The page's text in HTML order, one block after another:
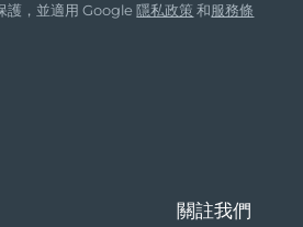
護，並適用 Google隱私政策 和服務條
關註我們